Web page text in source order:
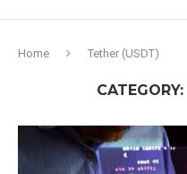
Home Tether (USDT)
CATEGORY: